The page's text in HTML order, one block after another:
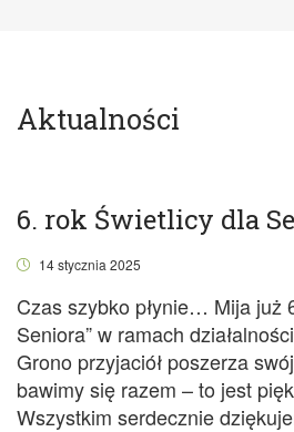
Aktualności
6. rok Świetlicy dla
14 stycznia 2025
Czas szybko płynie… Mija już
Seniora” w ramach
Grono przyjaciół poszerza
bawimy się razem – to jest
Wszystkim serdecznie